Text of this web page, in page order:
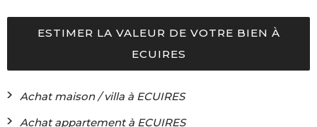
ESTIMER LA VALEUR DE VOTRE BIEN À
ECUIRES
Achat maison / villa à ECUIRES
Achat appartement à ECUIRES